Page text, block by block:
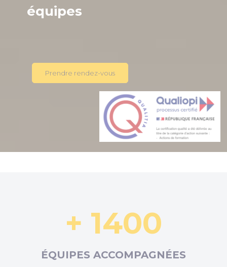
équipes
Prendre rendez-vous
+ 1400
ÉQUIPES ACCOMPAGNÉES